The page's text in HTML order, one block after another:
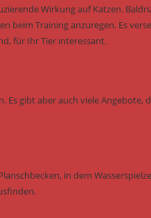
Wirkung auf Katzen.
beim Training anzuregen. Es
für Ihr Tier interessant.
Es gibt aber auch viele Angebote,
in dem